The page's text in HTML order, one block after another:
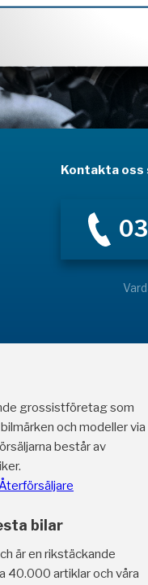
Kontakta oss
grossistföretag som
och modeller via
består av
bilar
är en rikstäckande
40.000 artiklar och våra